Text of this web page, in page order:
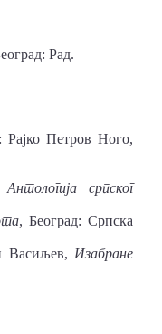
Рад.
Рајко Петров Ного,
Антологија српског
, Београд: Српска
Васиљев, Изабране